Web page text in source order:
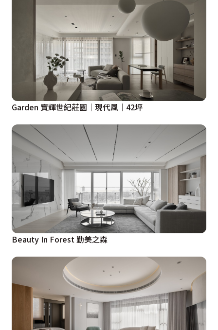
Garden 寶輝世紀莊園│現代風│42坪
Beauty In Forest 勤美之森